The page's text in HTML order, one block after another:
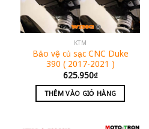
KTM
Bảo vệ củ sạc CNC Duke
390 ( 2017-2021 )
625.950₫
THÊM VÀO GIỎ HÀNG